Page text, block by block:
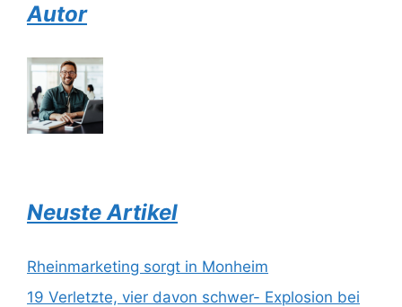
Autor
Neuste Artikel
Rheinmarketing sorgt in Monheim
19 Verletzte, vier davon schwer- Explosion bei